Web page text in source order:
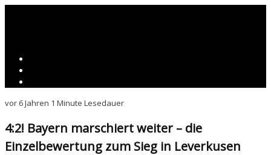
vor 6 Jahren 1 Minute Lesedauer
4:2! Bayern marschiert weiter – die
Einzelbewertung zum Sieg in Leverkusen